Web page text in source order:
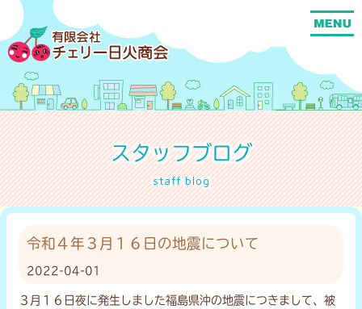
スタッフブログ
staff blog
令和４年３月１６日の地震について
2022-04-01
３月１６日夜に発生しました福島県沖の地震につきまして、被